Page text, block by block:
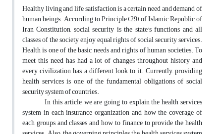
Healthy living and life satisfaction is a certain need and demand of
human beings. According to Principle (29) of Islamic Republic of
Iran Constitution, social security is the state’s functions and all
classes of the society enjoy equal rights of social security services.
Health is one of the basic needs and rights of human societies. To
meet this need has had a lot of changes throughout history and
every civilization has a different look to it. Currently, providing
health services is one of the fundamental obligations of social
security system of countries.
In this article, we are going to explain the health services
system in each insurance organization and how the coverage of
each groups and classes and how to finance to provide the health